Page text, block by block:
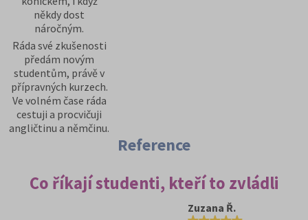
někdy dost
náročným.
Ráda své zkušenosti
předám novým
studentům, právě v
přípravných kurzech.
Ve volném čase ráda
cestuji a procvičuji
angličtinu a němčinu.
Reference
Co říkají studenti, kteří to zvládli
Zuzana Ř.